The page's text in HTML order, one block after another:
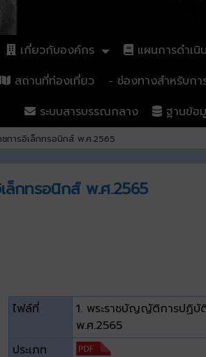
เกี่ยวกับองค์กร แผนการดำเนิ
สถานที่ท่องเที่ยว
- ช่องทางสำหรับก
ระบบสารบรรณกลาง
ฐานข้อ
ารอิเล็กทรอนิกส์ พ.ศ.2565
กทรอนิกส์ พ.ศ.2565
ไฟล์ที่
1. พระราชบัญญัติการปฏิบั
พ.ศ.2565
ประเภท